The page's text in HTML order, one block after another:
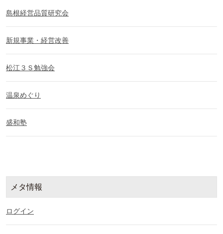
島根経営品質研究会
新規事業・経営改善
松江３Ｓ勉強会
温泉めぐり
盛和塾
メタ情報
ログイン